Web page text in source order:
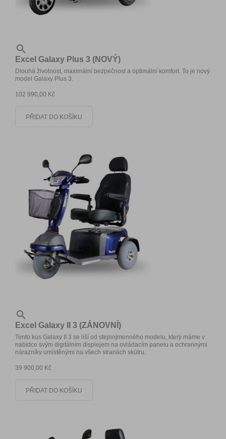

Excel Galaxy Plus 3 (NOVÝ)
Dlouhá životnost, maximální bezpečnost a optimální komfort. To je nový
model Galaxy Plus 3.
102 990,00 Kč
PŘIDAT DO KOŠÍKU

Excel Galaxy II 3 (ZÁNOVNÍ)
Tento kus Galaxy II 3 se liší od stejnojmenného modelu, který máme v
nabídce svým digitálním displejem na ovládacím panelu a ochrannými
nárazníky umístěnými na všech stranách skútru.
39 900,00 Kč
PŘIDAT DO KOŠÍKU